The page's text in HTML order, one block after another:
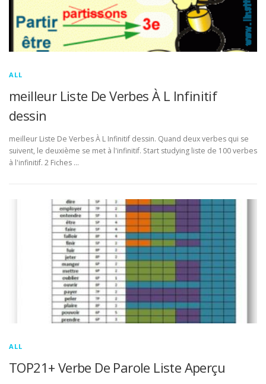
ALL
meilleur Liste De Verbes À L Infinitif
dessin
meilleur Liste De Verbes À L Infinitif dessin. Quand deux verbes qui se
suivent, le deuxième se met à l'infinitif. Start studying liste de 100 verbes
à l'infinitif. 2 Fiches …
ALL
TOP21+ Verbe De Parole Liste Aperçu